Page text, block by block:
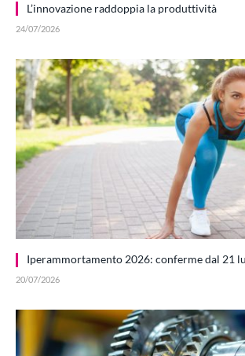
L’innovazione raddoppia la produttività
24/07/2026
Iperammortamento 2026: conferme dal 21
20/07/2026